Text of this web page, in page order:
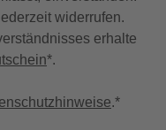
widerrufen.
erhalte
*.
.